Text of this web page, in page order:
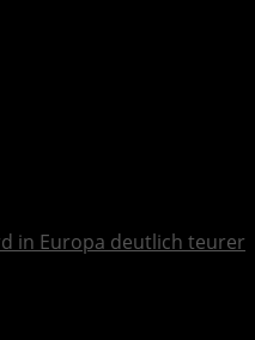
in Europa deutlich teurer